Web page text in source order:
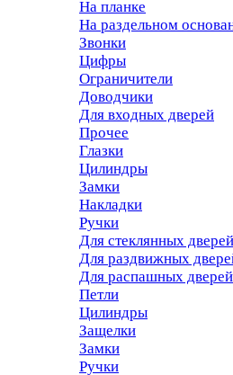
На планке
На раздельном
Звонки
Цифры
Ограничители
Доводчики
Для входных дверей
Прочее
Глазки
Цилиндры
Замки
Накладки
Ручки
Для стеклянных дверей
Для раздвижных
Для распашных дверей
Петли
Цилиндры
Защелки
Замки
Ручки